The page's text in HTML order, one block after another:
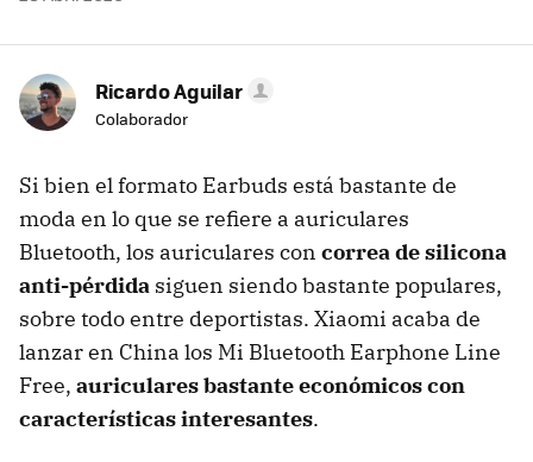
Ricardo Aguilar
Colaborador
Si bien el formato Earbuds está bastante de
moda en lo que se refiere a auriculares
Bluetooth, los auriculares con correa de silicona
anti-pérdida siguen siendo bastante populares,
sobre todo entre deportistas. Xiaomi acaba de
lanzar en China los Mi Bluetooth Earphone Line
Free, auriculares bastante económicos con
características interesantes.